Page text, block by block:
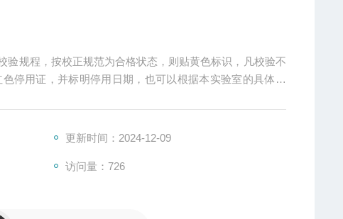
验规程，按校正规范为合格状态，则贴黄色标识，凡校验不
停用证，并标明停用日期，也可以根据本实验室的具体情
更新时间：2024-12-09
访问量：726